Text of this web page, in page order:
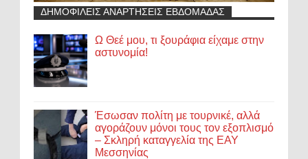
ΔΗΜΟΦΙΛΕΙΣ ΑΝΑΡΤΗΣΕΙΣ ΕΒΔΟΜΑΔΑΣ
Ω Θεέ μου, τι ξουράφια είχαμε στην
αστυνομία!
Έσωσαν πολίτη με τουρνικέ, αλλά
αγοράζουν μόνοι τους τον εξοπλισμό
– Σκληρή καταγγελία της ΕΑΥ
Μεσσηνίας